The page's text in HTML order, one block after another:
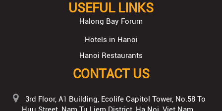
USEFUL LINKS
Halong Bay Forum
Hotels in Hanoi
Hanoi Restaurants
CONTACT US
3rd Floor, A1 Building, Ecolife Capitol Tower, No.58 To